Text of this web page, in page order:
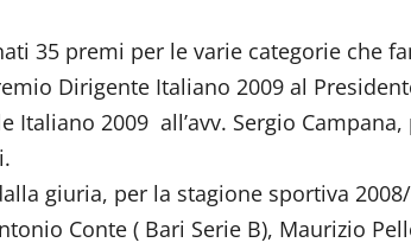
35 premi per le varie categorie che
Dirigente Italiano 2009 al
Italiano 2009 all’avv. Sergio
giuria, per la stagione sportiva
Conte ( Bari Serie B), Maurizio